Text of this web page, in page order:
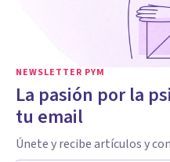
NEWSLETTER PYM
La pasión por la
tu email
Únete y recibe artículos y